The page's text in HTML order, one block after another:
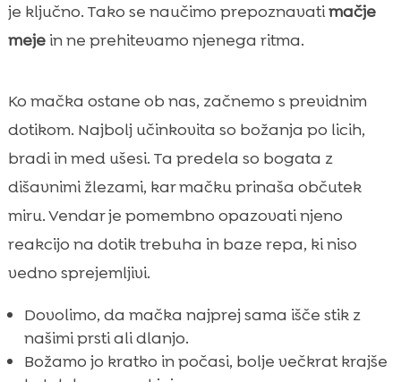
je ključno. Tako se naučimo prepoznavatimačje
mejein ne prehitevamo njenega ritma.
Ko mačka ostane ob nas, začnemo s previdnim
dotikom. Najbolj učinkovita so božanja po licih,
bradi in med ušesi. Ta predela so bogata z
dišavnimi žlezami, kar mačku prinaša občutek
miru. Vendar je pomembno opazovati njeno
reakcijo na dotik trebuha in baze repa, ki niso
vedno sprejemljivi.
Dovolimo, da mačka najprej sama išče stik z
našimi prsti ali dlanjo.
Božamo jo kratko in počasi, bolje večkrat krajše